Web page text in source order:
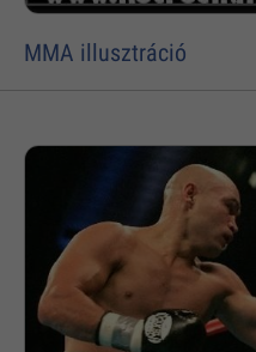
MMA illusztráció